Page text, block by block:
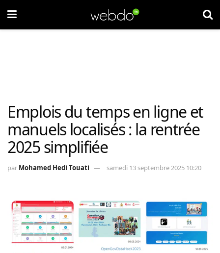
Emplois du temps en ligne et
manuels localisés : la rentrée
2025 simplifiée
par Mohamed Hedi Touati samedi 13 septembre 2025 10:20